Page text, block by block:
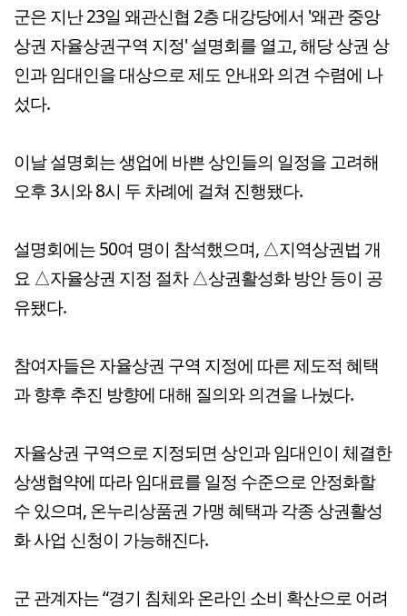
군은 지난 23일 왜관신협 2층 대강당에서 '왜관 중앙
상권 자율상권구역 지정' 설명회를 열고, 해당 상권 상
인과 임대인을 대상으로 제도 안내와 의견 수렴에 나
섰다.
이날 설명회는 생업에 바쁜 상인들의 일정을 고려해
오후 3시와 8시 두 차례에 걸쳐 진행됐다.
설명회에는 50여 명이 참석했으며, △지역상권법 개
요 △자율상권 지정 절차 △상권활성화 방안 등이 공
유됐다.
참여자들은 자율상권 구역 지정에 따른 제도적 혜택
과 향후 추진 방향에 대해 질의와 의견을 나눴다.
자율상권 구역으로 지정되면 상인과 임대인이 체결한
상생협약에 따라 임대료를 일정 수준으로 안정화할
수 있으며, 온누리상품권 가맹 혜택과 각종 상권활성
화 사업 신청이 가능해진다.
군 관계자는 “경기 침체와 온라인 소비 확산으로 어려